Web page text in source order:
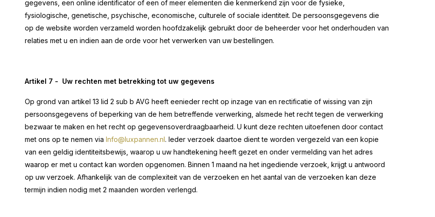
gegevens, een online identificator of een of meer elementen die kenmerkend zijn voor de fysieke,
fysiologische, genetische, psychische, economische, culturele of sociale identiteit. De persoonsgegevens die
op de website worden verzameld worden hoofdzakelijk gebruikt door de beheerder voor het onderhouden van
relaties met u en indien aan de orde voor het verwerken van uw bestellingen.
Artikel 7 - Uw rechten met betrekking tot uw gegevens
Op grond van artikel 13 lid 2 sub b AVG heeft eenieder recht op inzage van en rectificatie of wissing van zijn
persoonsgegevens of beperking van de hem betreffende verwerking, alsmede het recht tegen de verwerking
bezwaar te maken en het recht op gegevensoverdraagbaarheid. U kunt deze rechten uitoefenen door contact
met ons op te nemen via Info@luxpannen.nl. Ieder verzoek daartoe dient te worden vergezeld van een kopie
van een geldig identiteitsbewijs, waarop u uw handtekening heeft gezet en onder vermelding van het adres
waarop er met u contact kan worden opgenomen. Binnen 1 maand na het ingediende verzoek, krijgt u antwoord
op uw verzoek. Afhankelijk van de complexiteit van de verzoeken en het aantal van de verzoeken kan deze
termijn indien nodig met 2 maanden worden verlengd.